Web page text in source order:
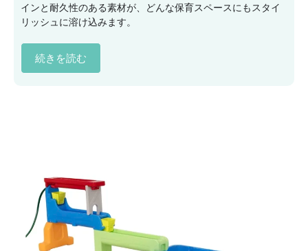
インと耐久性のある素材が、どんな保育スペースにもスタイ
リッシュに溶け込みます。
続きを読む